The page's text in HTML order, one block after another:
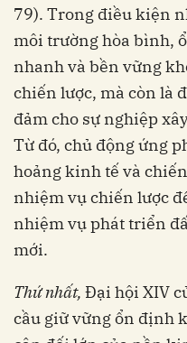
79). Trong điều kiện
môi trường hòa bình,
nhanh và bền vững
chiến lược, mà còn là
đảm cho sự nghiệp
Từ đó, chủ động ứng
hoảng kinh tế và
nhiệm vụ chiến lược
nhiệm vụ phát triển
mới.
Thứ nhất, Đại hội XIV
cầu giữ vững ổn định